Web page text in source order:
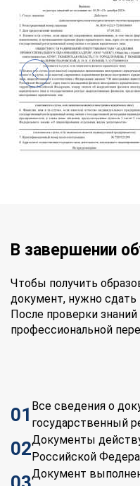
В завершении
Чтобы получить
документ, нужно сдать
После проверки
профессиональной
01 Все сведения о
государственный
02Документы
Российской
Документ